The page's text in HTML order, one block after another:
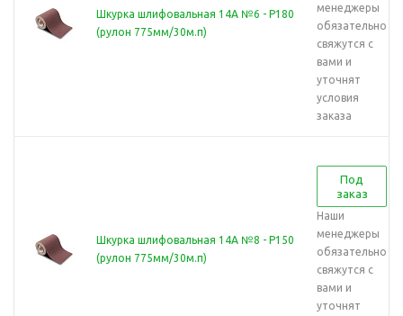
Шкурка шлифовальная 14А №6 - Р180
(рулон 775мм/30м.п)
менеджеры
обязательно
свяжутся с
вами и
уточнят
условия
заказа
Шкурка шлифовальная 14А №8 - Р150
(рулон 775мм/30м.п)
Под
заказ
Наши
менеджеры
обязательно
свяжутся с
вами и
уточнят